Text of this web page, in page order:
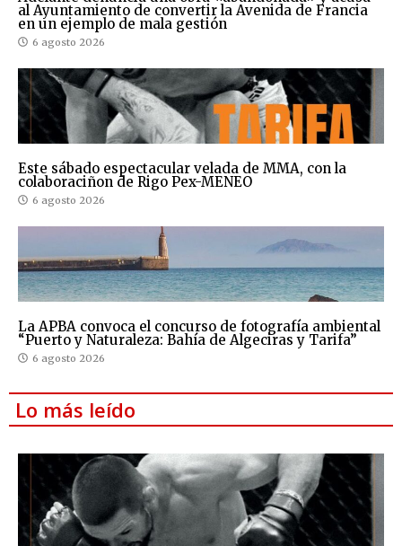
al Ayuntamiento de convertir la Avenida de Francia
en un ejemplo de mala gestión
6 agosto 2026
Este sábado espectacular velada de MMA, con la
colaboraciñon de Rigo Pex-MENEO
6 agosto 2026
La APBA convoca el concurso de fotografía ambiental
“Puerto y Naturaleza: Bahía de Algeciras y Tarifa”
6 agosto 2026
Lo más leído